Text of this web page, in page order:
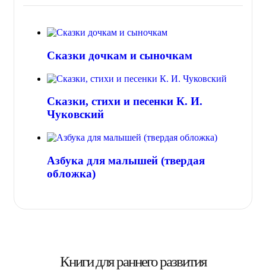
Сказки дочкам и сыночкам
Сказки, стихи и песенки К. И.
Чуковский
Азбука для малышей (твердая
обложка)
Книги для раннего развития